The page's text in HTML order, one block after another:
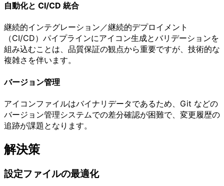
自動化と CI/CD 統合
継続的インテグレーション／継続的デプロイメント
（CI/CD）パイプラインにアイコン生成とバリデーションを
組み込むことは、品質保証の観点から重要ですが、技術的な
複雑さを伴います。
バージョン管理
アイコンファイルはバイナリデータであるため、Git などの
バージョン管理システムでの差分確認が困難で、変更履歴の
追跡が課題となります。
解決策
設定ファイルの最適化